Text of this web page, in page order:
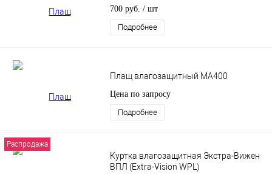
700 руб. / шт
Подробнее
Плащ влагозащитный MA400
Цена по запросу
Подробнее
Распродажа
Куртка влагозащитная Экстра-Вижен
ВПЛ (Extra-Vision WPL)